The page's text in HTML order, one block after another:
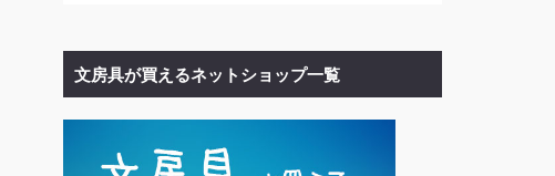
文房具が買えるネットショップ一覧